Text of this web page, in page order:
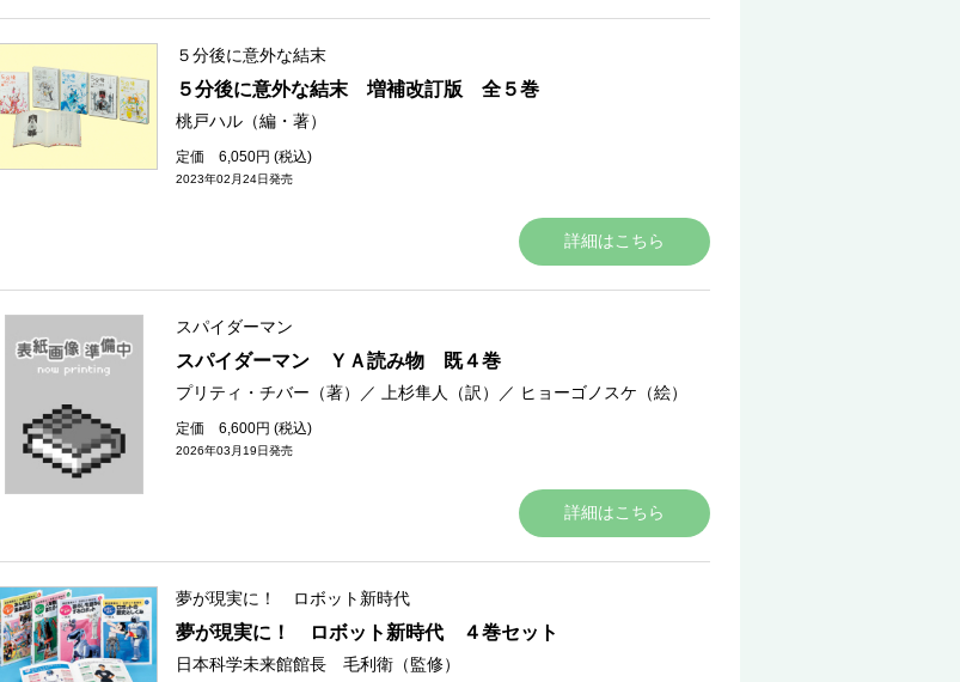
５分後に意外な結末
５分後に意外な結末 増補改訂版 全５巻
桃戸ハル（編・著）
定価 6,050円 (税込)
2023年02月24日発売
詳細はこちら
スパイダーマン
スパイダーマン ＹＡ読み物 既４巻
プリティ・チバー（著） ／ 上杉隼人（訳） ／ ヒョーゴノスケ（絵）
定価 6,600円 (税込)
2026年03月19日発売
詳細はこちら
夢が現実に！ ロボット新時代
夢が現実に！ ロボット新時代 ４巻セット
日本科学未来館館長 毛利衛（監修）